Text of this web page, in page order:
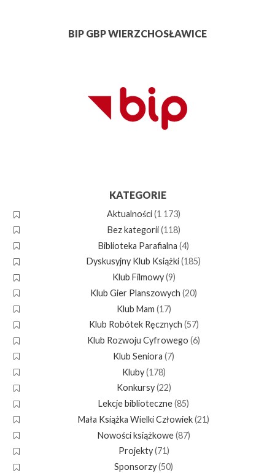
BIP GBP WIERZCHOSŁAWICE
KATEGORIE
Aktualności(1 173)
Bez kategorii(118)
Biblioteka Parafialna (4)
Dyskusyjny Klub Książki(185)
Klub Filmowy(9)
Klub Gier Planszowych (20)
Klub Mam (17)
Klub Robótek Ręcznych (57)
Klub Rozwoju Cyfrowego (6)
Klub Seniora (7)
Kluby(178)
Konkursy(22)
Lekcje biblioteczne(85)
Mała Książka Wielki Człowiek(21)
Nowości książkowe(87)
Projekty(71)
Sponsorzy(50)